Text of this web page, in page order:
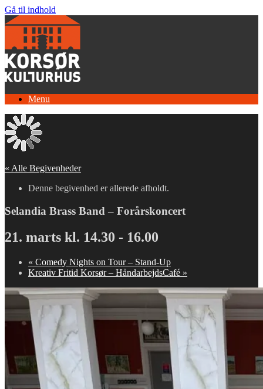
Gå til indhold
Menu
« Alle Begivenheder
Denne begivenhed er allerede afholdt.
Selandia Brass Band – Forårskoncert
21. marts kl. 14.30 - 16.00
« Comedy Nights on Tour – Stand-Up
Kreativ Fritid Korsør – HåndarbejdsCafé »